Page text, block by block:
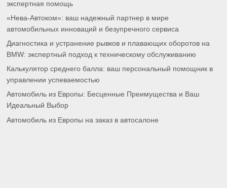
экспертная помощь
«Нева-Автоком»: ваш надежный партнер в мире
автомобильных инноваций и безупречного сервиса
Диагностика и устранение рывков и плавающих оборотов на
BMW: экспертный подход к техническому обслуживанию
Калькулятор среднего балла: ваш персональный помощник в
управлении успеваемостью
Автомобиль из Европы: Бесценные Преимущества и Ваш
Идеальный Выбор
Автомобиль из Европы на заказ в автосалоне